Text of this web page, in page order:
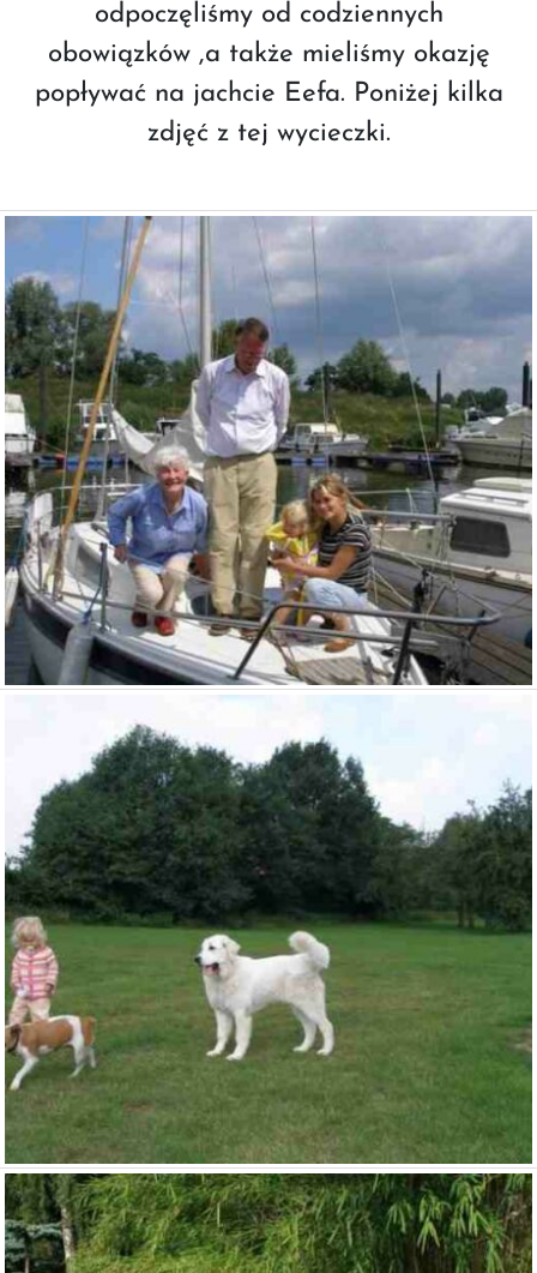
odpoczęliśmy od codziennych
obowiązków ,a także mieliśmy okazję
popływać na jachcie Eefa. Poniżej kilka
zdjęć z tej wycieczki.